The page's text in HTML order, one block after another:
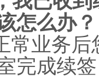
怎么办？
业务后
完成续